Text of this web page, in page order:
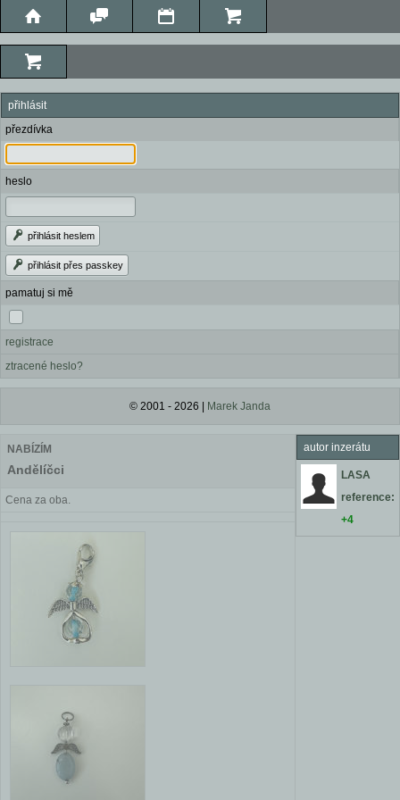
přihlásit
přezdívka
heslo
přihlásit heslem
přihlásit přes passkey
pamatuj si mě
registrace
ztracené heslo?
© 2001 - 2026 | Marek Janda
autor inzerátu
LASA
reference:
+4
NABÍZÍM
Andělíčci
Cena za oba.